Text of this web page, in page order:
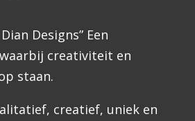
Designs” Een
creativiteit en
staan.
creatief, uniek en